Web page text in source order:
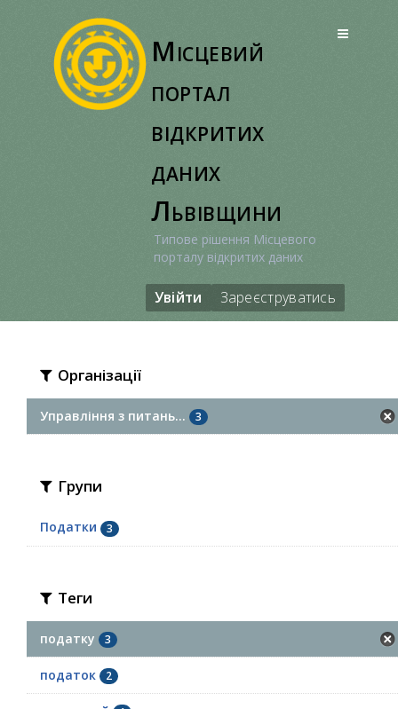
Місцевий
портал
відкритих
даних
Львівщини
Типове рішення Місцевого
порталу відкритих даних
Увійти Зареєструватись
Організації
Управління з питань... 3
Групи
Податки 3
Теги
податку 3
податок 2